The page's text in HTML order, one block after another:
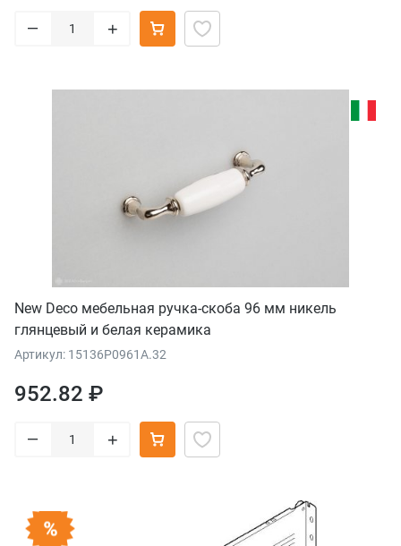
– +
New Deco мебельная ручка-скоба 96 мм никель
глянцевый и белая керамика
Артикул: 15136P0961A.32
952.82 ₽
– +